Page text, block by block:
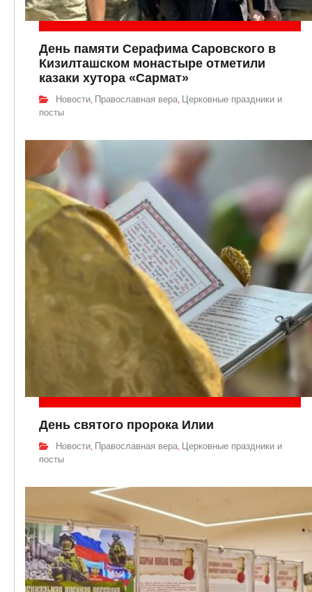
День памяти Серафима Саровского в
Кизилташском монастыре отметили
казаки хутора «Сармат»
Новости Православная вера Церковные праздники и
посты
День святого пророка Илии
Новости, Православная вера, Церковные праздники и
посты